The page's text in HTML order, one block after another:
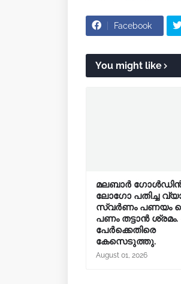
Facebook
You might like
മലബാർ
ലോഗോ പതിച്ച
സ്വർണം പണയം
പണം തട്ടാൻ
പേർക്കെതിരെ
കേസെടുത്തു.
August 01, 2026